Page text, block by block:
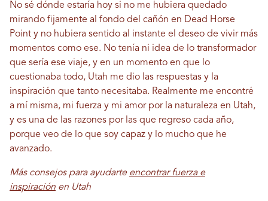
No sé dónde estaría hoy si no me hubiera quedado
mirando fijamente al fondo del cañón en Dead Horse
Point y no hubiera sentido al instante el deseo de vivir más
momentos como ese. No tenía ni idea de lo transformador
que sería ese viaje, y en un momento en que lo
cuestionaba todo, Utah me dio las respuestas y la
inspiración que tanto necesitaba. Realmente me encontré
a mí misma, mi fuerza y ​​mi amor por la naturaleza en Utah,
y es una de las razones por las que regreso cada año,
porque veo de lo que soy capaz y lo mucho que he
avanzado.
Más consejos para ayudarte encontrarfuerza e
inspiración en Utah